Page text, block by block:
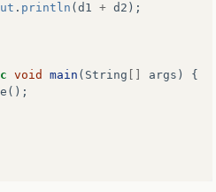
. println ( d1 + d2 );
void main ( String args )
{
();